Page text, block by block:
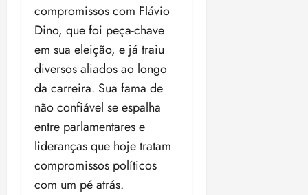
compromissos com Flávio
Dino, que foi peça-chave
em sua eleição, e já traiu
diversos aliados ao longo
da carreira. Sua fama de
não confiável se espalha
entre parlamentares e
lideranças que hoje tratam
compromissos políticos
com um pé atrás.